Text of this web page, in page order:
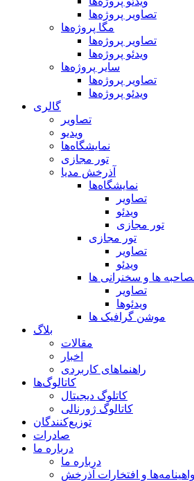
تصاویر پروژه‌ها
مگا پروژه‌ها
تصاویر پروژه‌ها
ویدئو پروژه‌ها
سایر پروژه‌ها
تصاویر پروژه‌ها
ویدئو پروژه‌ها
گالری
تصاویر
ویدیو
نمایشگاه‌ها
تور مجازی
آذرخش مدیا
نمایشگاه‌ها
تصاویر
ویدئو
تور مجازی
تور مجازی
تصاویر
ویدئو
ها و سخنرانی ها
تصاویر
ویدئوها
موشن گرافیک ها
بلاگ
مقالات
اخبار
راهنماهای کاربردی
کاتالوگ‌ها
کاتلوگ دیجیتال
کاتالوگ ژورنالی
توزیع‌کنندگان
صادرات
درباره ما
درباره ما
و افتخارات آذرخش